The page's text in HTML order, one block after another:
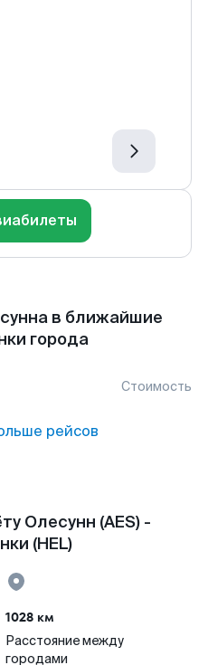
в ближайшие
города
Стоимость
рейсов
Олесунн (AES) -
(HEL)
1028 км
Расстояние между
городами